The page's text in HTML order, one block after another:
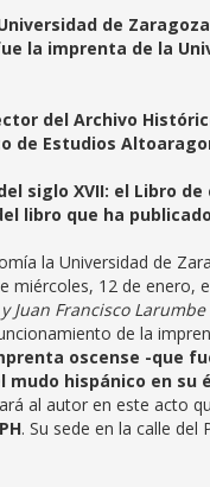
de
la imprenta de la
del Archivo
de Estudios
siglo XVII: el Libro
libro que ha
la Universidad de
miércoles, 12 de enero,
Francisco Larumbe
de la
oscense -que
hispánico en su
al autor en este acto
. Su sede en la calle